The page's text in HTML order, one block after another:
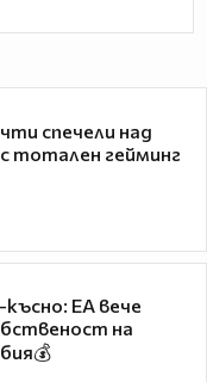
спечели над
тотален гейминг
EA вече
на